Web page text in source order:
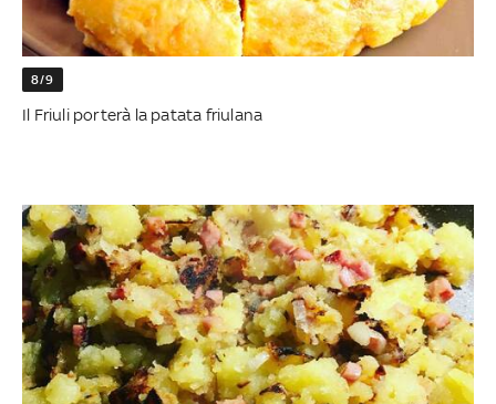
8/9
Il Friuli porterà la patata friulana